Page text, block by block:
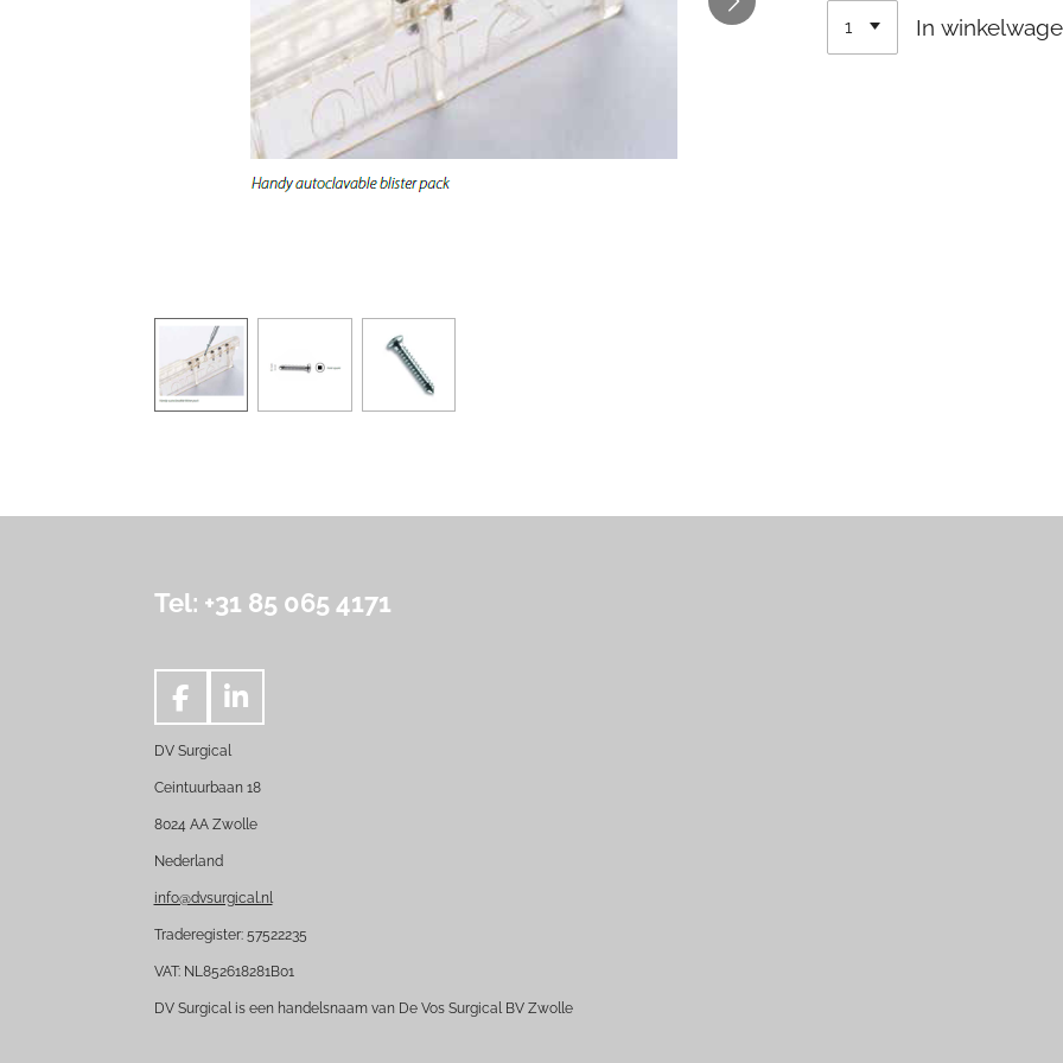
In
Tel: +31 85 065 4171
F
c
e
o
k
L
n
k
n
DV Surgical
Ceintuurbaan 18
8024 AA Zwolle
Nederland
info@dvsurgical.nl
Traderegister: 57522235
VAT: NL852618281B01
DV Surgical is een handelsnaam van De Vos Surgical BV Zwolle